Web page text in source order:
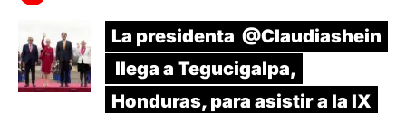
La presidenta @Claudiashein
llega a Tegucigalpa,
Honduras, para asistir a la IX